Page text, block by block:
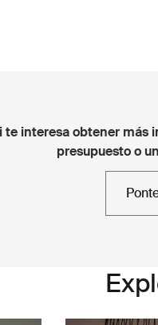
te interesa obtener más
presupuesto o